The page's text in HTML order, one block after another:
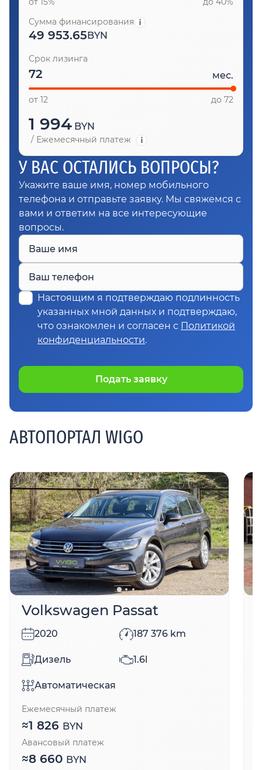
Сумма финансирования
49 953.65BYN
Срок лизинга
мес.
от 12 до 72
1 994 BYN
/ Ежемесячный платеж
У ВАС ОСТАЛИСЬ ВОПРОСЫ?
Укажите ваше имя, номер мобильного
телефона и отправьте заявку. Мы свяжемся с
вами и ответим на все интересующие
вопросы.
Ваше имя
Ваш телефон
Настоящим я подтверждаю подлинность
указанных мной данных и подтверждаю,
что ознакомлен и согласен с Политикой
конфиденциальности.
Подать заявку
АВТОПОРТАЛ WIGO
Volkswagen Passat
2020 187 376 km
Дизель 1.6l
Автоматическая
Ежемесячный платеж
≈1 826 BYN
Авансовый платеж
≈8 660 BYN